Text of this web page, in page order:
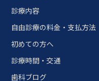
診療内容
自由診療の料金・支払方法
初めての方へ
診療時間・交通
歯科ブログ